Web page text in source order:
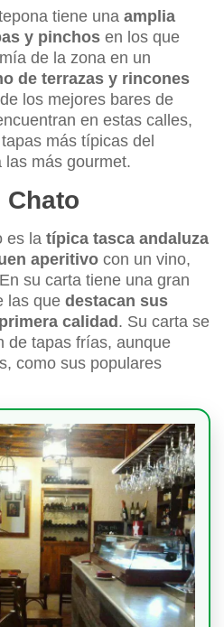
tiene una amplia
y pinchos en los que
de la zona en un
de terrazas y rincones
los mejores bares de
en estas calles,
más típicas del
las más gourmet.
Chato
es la típica tasca andaluza
aperitivo con un vino,
su carta tiene una gran
las que destacan sus
calidad . Su carta se
de tapas frías, aunque
como sus populares